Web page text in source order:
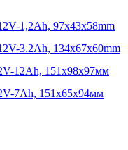
1,2Ah, 97х43х58mm
3.2Ah, 134x67x60mm
12Ah, 151х98х97мм
7Ah, 151х65х94мм